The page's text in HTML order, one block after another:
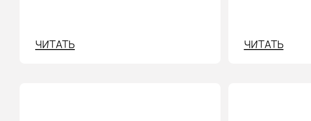
ЧИТАТЬ ЧИТАТЬ